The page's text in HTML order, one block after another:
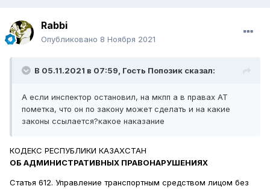
соответствующей категории или подкатегории с любым
видом трансмиссии
Rabbi
Опубликовано 8 Ноября 2021
В 05.11.2021 в 07:59, Гость Попозик сказал:
А если инспектор остановил, на мкпп а в правах АТ
пометка, что он по закону может сделать и на какие
законы ссылается?какое наказание
КОДЕКС РЕСПУБЛИКИ КАЗАХСТАН
ОБ АДМИНИСТРАТИВНЫХ ПРАВОНАРУШЕНИЯХ
Статья 612. Управление транспортным средством лицом без